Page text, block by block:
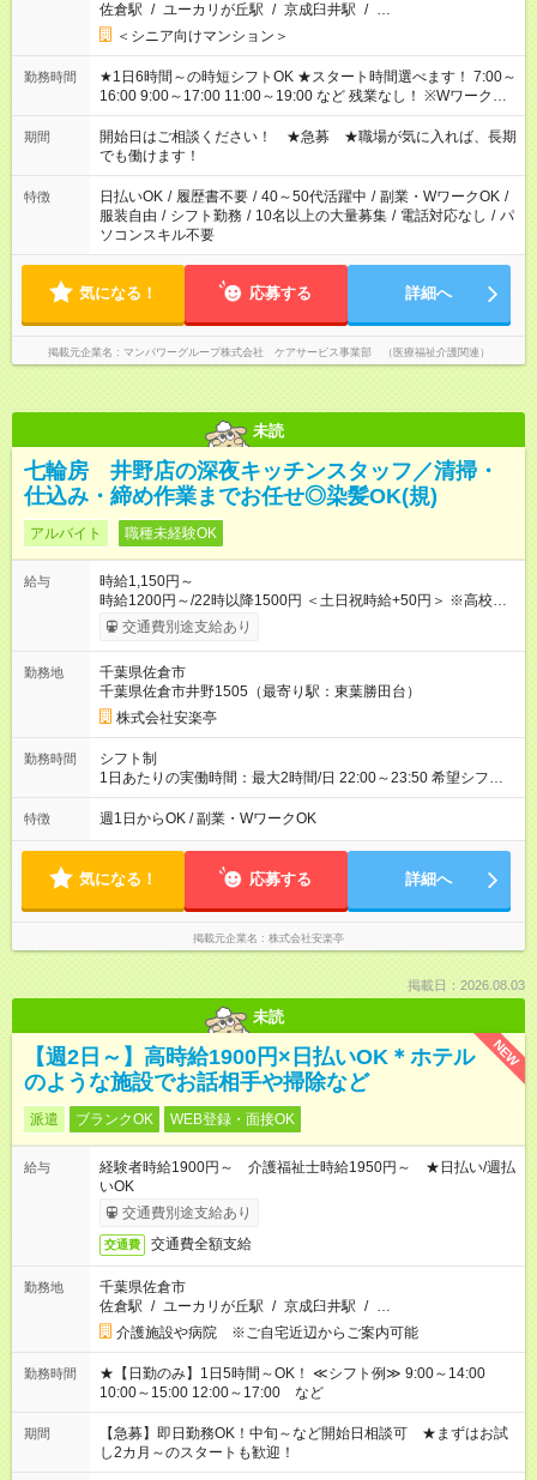
佐倉駅 / ユーカリが丘駅 / 京成臼井駅 / …
＜シニア向けマンション＞
勤務時間
★1日6時間～の時短シフトOK ★スタート時間選べます！ 7:00～
16:00 9:00～17:00 11:00～19:00 など 残業なし！ ※Wワークの
場合、他のお仕事と合わせ週40時間超の就業はご案内できませ
ん ※法令に基づき、週20時間以上勤務は社会保険への加入対象
となります ※労働者派遣法（日雇い派遣の原則禁止）により、
短時間・短期間の就業はご案内が難しい場合があります
期間
開始日はご相談ください！ ★急募 ★職場が気に入れば、長期
でも働けます！
特徴 日払いOK / 履歴書不要 / 40～50代活躍中 / 副業・WワークOK /
服装自由 / シフト勤務 / 10名以上の大量募集 / 電話対応なし / パ
ソコンスキル不要
気になる！ 応募する 詳細へ
掲載元企業名 マンパワーグループ株式会社 ケアサービス事業部 （医療福祉介護関連）
未読
七輪房 井野店の深夜キッチンスタッフ／清掃・
仕込み・締め作業までお任せ◎染髪OK(規)
アルバイト 職種未経験OK
給与
時給1,150円～
時給1200円～/22時以降1500円 ＜土日祝時給+50円＞ ※高校生
時給1150円 【試用期間】試用期間あり 試用期間の長さ：12ヶ
月 雇用形態、給与は本採用時と同じです。 ※最大12ヶ月の間
交通費別途支給あり
勤務地
千葉県佐倉市
千葉県佐倉市井野1505（最寄り駅：東葉勝田台）
株式会社安楽亭
勤務時間
シフト制
1日あたりの実働時間：最大2時間/日 22:00～23:50 希望シフト
制！ 週1日～・1日3時間～OK！ ※18歳未満・高校生は21:30ま
での勤務 ＊短時間OK！学業と両立◎ ＊週4日以上のしっかり勤
暇の予定に合わせてのシフト相談も可能！
特徴 週1日からOK / 副業・WワークOK
気になる！ 応募する 詳細へ
掲載元企業名 株式会社安楽亭
掲載日：2026.08.03
未読
NEW
【週2日～】高時給1900円×日払いOK＊ホテル
のような施設でお話相手や掃除など
派遣 ブランクOK WEB登録・面接OK
給与
経験者時給1900円～ 介護福祉士時給1950円～ ★日払い/週払
いOK
交通費別途支給あり
交通費 交通費全額支給
勤務地
千葉県佐倉市
佐倉駅 / ユーカリが丘駅 / 京成臼井駅 / …
介護施設や病院 ※ご自宅近辺からご案内可能
勤務時間
★【日勤のみ】1日5時間～OK！ ≪シフト例≫ 9:00～14:00
10:00～15:00 12:00～17:00 など
期間
【急募】即日勤務OK！中旬～など開始日相談可 ★まずはお試
し2カ月～のスタートも歓迎！